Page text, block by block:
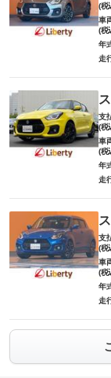
(税
車
(税
年
走
支
(税
車
(税
年
走
支
(税
車
(税
年
走